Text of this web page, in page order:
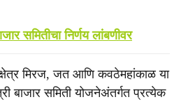
समितीचा निर्णय लांबणीवर
मिरज, जत आणि कवठेमहांकाळ या
बाजार समिती योजनेअंतर्गत प्रत्येक